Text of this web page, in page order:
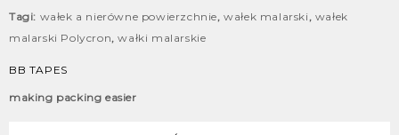
Tagi: wałek a nierówne powierzchnie,wałek malarski, wałek
malarski Polycron,wałki malarskie
BB TAPES
making packing easier